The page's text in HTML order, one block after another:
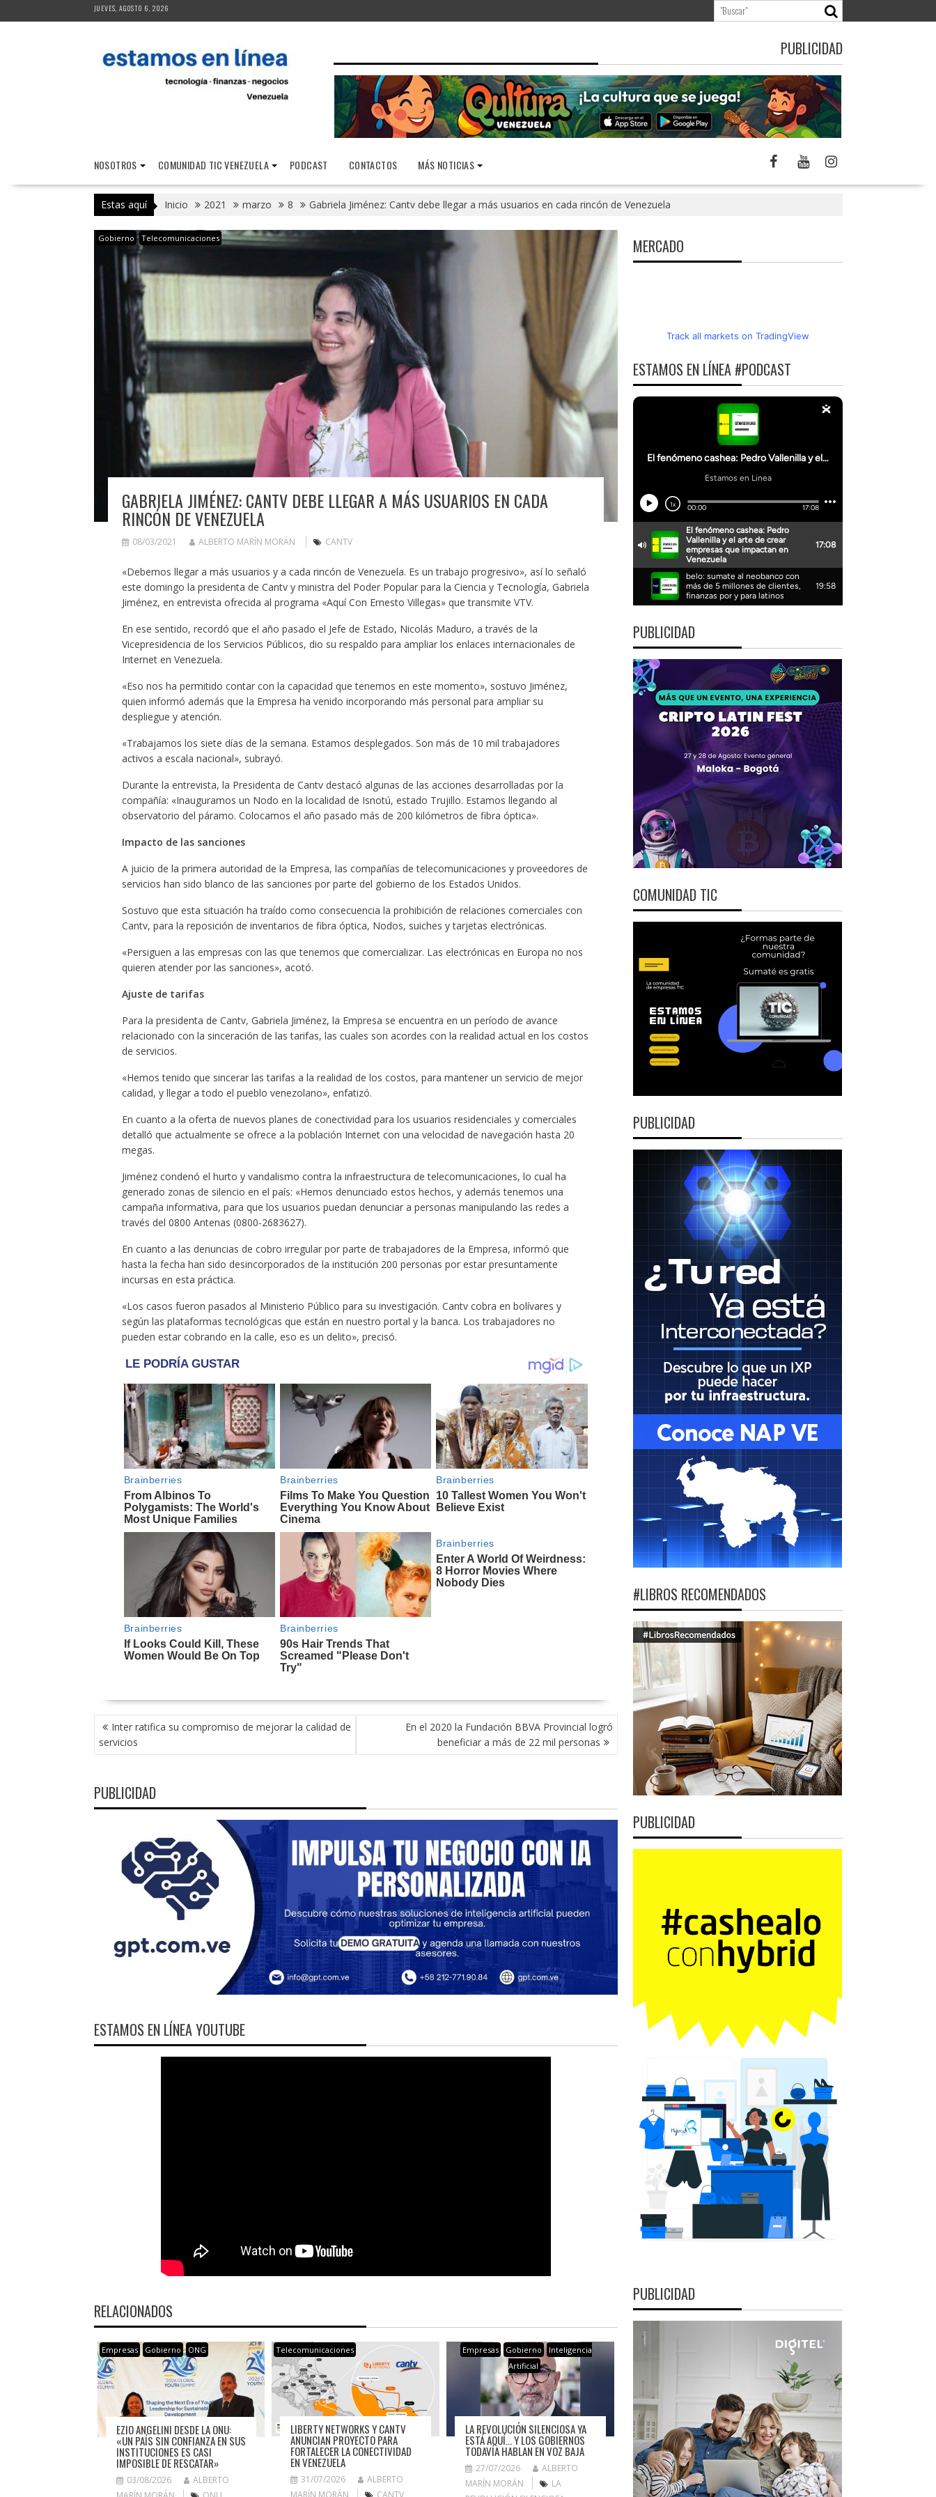
al
JUEVES, AGOSTO 6, 2026
PUBLICIDAD
NOSOTROS COMUNIDAD TIC VENEZUELA PODCAST CONTACTOS MÁS NOTICIAS
Estas aquí Inicio 2021 marzo 8 Gabriela Jiménez: Cantv debe llegar a más usuarios en cada rincón de Venezuela
Gobierno Telecomunicaciones
GABRIELA JIMÉNEZ: CANTV DEBE LLEGAR A MÁS USUARIOS EN CADA
RINCÓN DE VENEZUELA
08/03/2021 ALBERTO MARÍN MORÁN CANTV
«Debemos llegar a más usuarios y a cada rincón de Venezuela. Es un trabajo progresivo», así lo señaló
este domingo la presidenta de Cantv y ministra del Poder Popular para la Ciencia y Tecnología, Gabriela
Jiménez, en entrevista ofrecida al programa «Aquí Con Ernesto Villegas» que transmite VTV.
En ese sentido, recordó que el año pasado el Jefe de Estado, Nicolás Maduro, a través de la
Vicepresidencia de los Servicios Públicos, dio su respaldo para ampliar los enlaces internacionales de
Internet en Venezuela.
«Eso nos ha permitido contar con la capacidad que tenemos en este momento», sostuvo Jiménez,
quien informó además que la Empresa ha venido incorporando más personal para ampliar su
despliegue y atención.
«Trabajamos los siete días de la semana. Estamos desplegados. Son más de 10 mil trabajadores
activos a escala nacional», subrayó.
Durante la entrevista, la Presidenta de Cantv destacó algunas de las acciones desarrolladas por la
compañía: «Inauguramos un Nodo en la localidad de Isnotú, estado Trujillo. Estamos llegando al
observatorio del páramo. Colocamos el año pasado más de 200 kilómetros de fibra óptica».
Impacto de las sanciones
A juicio de la primera autoridad de la Empresa, las compañías de telecomunicaciones y proveedores de
servicios han sido blanco de las sanciones por parte del gobierno de los Estados Unidos.
Sostuvo que esta situación ha traído como consecuencia la prohibición de relaciones comerciales con
Cantv, para la reposición de inventarios de fibra óptica, Nodos, suiches y tarjetas electrónicas.
«Persiguen a las empresas con las que tenemos que comercializar. Las electrónicas en Europa no nos
quieren atender por las sanciones», acotó.
Ajuste de tarifas
Para la presidenta de Cantv, Gabriela Jiménez, la Empresa se encuentra en un período de avance
relacionado con la sinceración de las tarifas, las cuales son acordes con la realidad actual en los costos
de servicios.
«Hemos tenido que sincerar las tarifas a la realidad de los costos, para mantener un servicio de mejor
calidad, y llegar a todo el pueblo venezolano», enfatizó.
En cuanto a la oferta de nuevos planes de conectividad para los usuarios residenciales y comerciales
detalló que actualmente se ofrece a la población Internet con una velocidad de navegación hasta 20
megas.
Jiménez condenó el hurto y vandalismo contra la infraestructura de telecomunicaciones, lo cual ha
generado zonas de silencio en el país: «Hemos denunciado estos hechos, y además tenemos una
campaña informativa, para que los usuarios puedan denunciar a personas manipulando las redes a
través del 0800 Antenas (0800-2683627).
En cuanto a las denuncias de cobro irregular por parte de trabajadores de la Empresa, informó que
hasta la fecha han sido desincorporados de la institución 200 personas por estar presuntamente
incursas en esta práctica.
«Los casos fueron pasados al Ministerio Público para su investigación. Cantv cobra en bolívares y
según las plataformas tecnológicas que están en nuestro portal y la banca. Los trabajadores no
pueden estar cobrando en la calle, eso es un delito», precisó.
NAVEGACIÓN
DE
ENTRADAS
Inter ratifica su compromiso de mejorar la calidad de
servicios
En el 2020 la Fundación BBVA Provincial logró
beneficiar a más de 22 mil personas
PUBLICIDAD
ESTAMOS EN LÍNEA YOUTUBE
RELACIONADOS
Empresas Gobierno ONG
EZIO ANGELINI DESDE LA ONU:
«UN PAÍS SIN CONFIANZA EN SUS
INSTITUCIONES ES CASI
IMPOSIBLE DE RESCATAR»
03/08/2026
ALBERTO
Telecomunicaciones
LIBERTY NETWORKS Y CANTV
ANUNCIAN PROYECTO PARA
FORTALECER LA CONECTIVIDAD
EN VENEZUELA
31/07/2026
ALBERTO
MARÍN MORÁN
CANTV
Empresas Gobierno
Inteligencia
Artificial
LA REVOLUCIÓN SILENCIOSA YA
ESTÁ AQUÍ… Y LOS GOBIERNOS
TODAVÍA HABLAN EN VOZ BAJA
27/07/2026
ALBERTO
MARÍN MORÁN
LA
MERCADO
Track all markets on TradingView
ESTAMOS EN LÍNEA #PODCAST
PUBLICIDAD
COMUNIDAD TIC
PUBLICIDAD
#LIBROS RECOMENDADOS
PUBLICIDAD
PUBLICIDAD